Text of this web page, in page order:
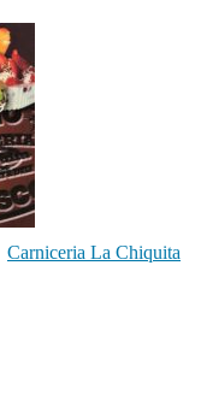
Carniceria La Chiquita